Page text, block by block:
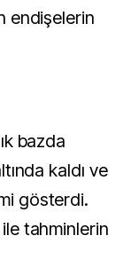
endişelerin
bazda
kaldı ve
gösterdi.
tahminlerin